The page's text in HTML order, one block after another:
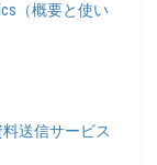
（概要と使い
送信サービス